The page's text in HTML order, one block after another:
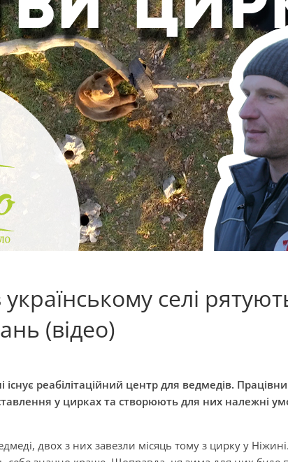
селі
(відео)
реабілітаційний центр для ведмедів.
у цирках та створюють для них належні
двох з них завезли місяць тому з цирку у